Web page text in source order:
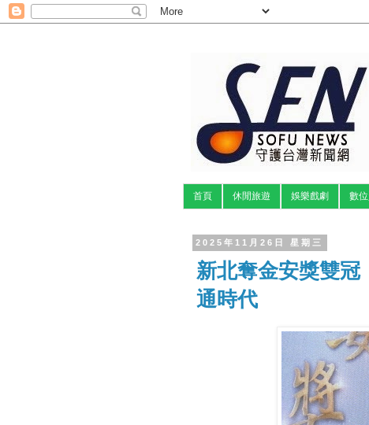
首頁 休閒旅遊 娛樂戲劇 數
2025年11月26日 星期三
新北奪金安獎雙
通時代